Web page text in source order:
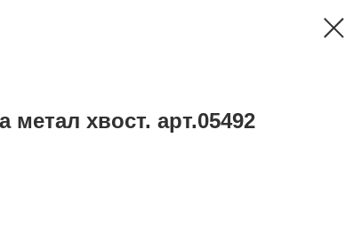
метал хвост. арт.05492